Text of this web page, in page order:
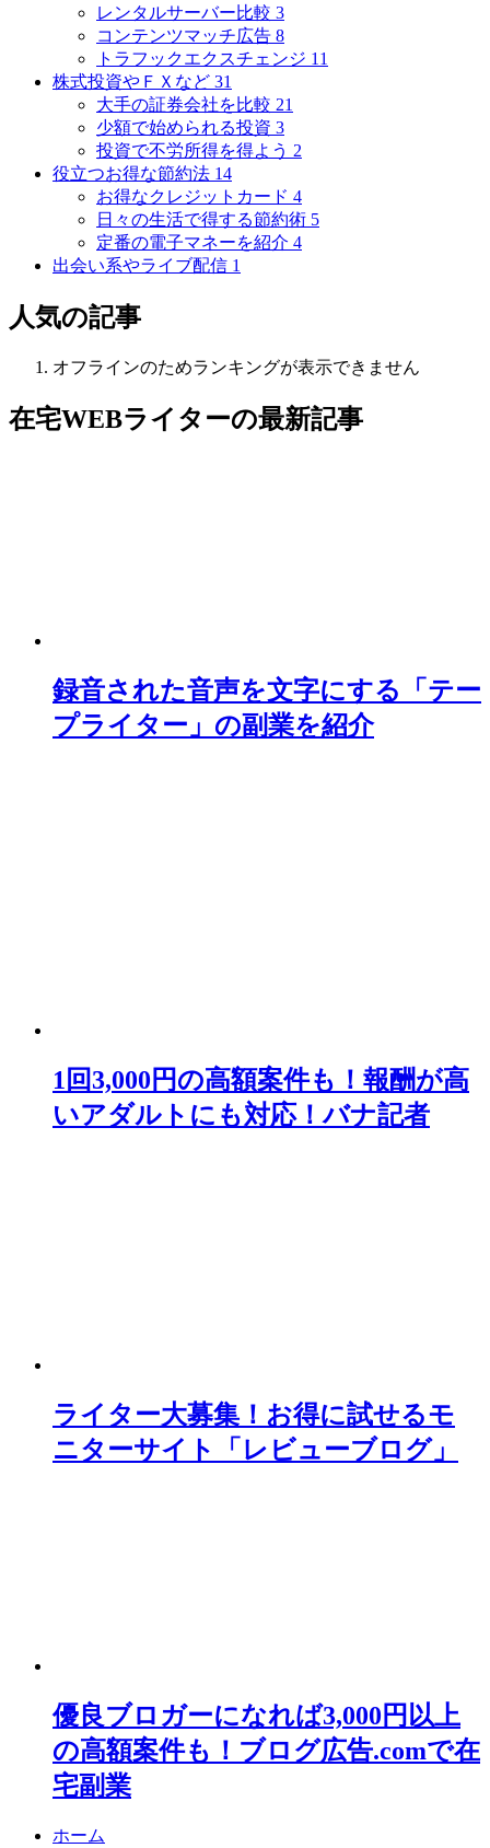
レンタルサーバー比較 3
コンテンツマッチ広告 8
トラフックエクスチェンジ 11
株式投資やＦＸなど 31
大手の証券会社を比較 21
少額で始められる投資 3
投資で不労所得を得よう 2
役立つお得な節約法 14
お得なクレジットカード 4
日々の生活で得する節約術 5
定番の電子マネーを紹介 4
出会い系やライブ配信 1
人気の記事
オフラインのためランキングが表示できません
在宅WEBライターの最新記事
録音された音声を文字にする「テー
プライター」の副業を紹介
1回3,000円の高額案件も！報酬が高
いアダルトにも対応！バナ記者
ライター大募集！お得に試せるモ
ニターサイト「レビューブログ」
優良ブロガーになれば3,000円以上
の高額案件も！ブログ広告.comで在
宅副業
ホーム